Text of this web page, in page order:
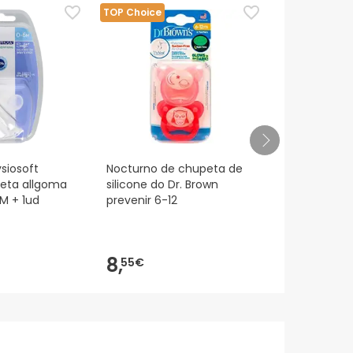
os nossos termos e condições.
allgoma
+ 1ud
TOP Choice
Nocturno de chupeta de
silicone do Dr. Brown
prevenir 6-12
8,55€